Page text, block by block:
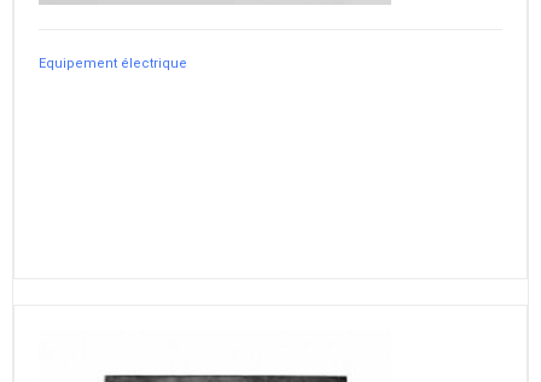
Equipement électrique